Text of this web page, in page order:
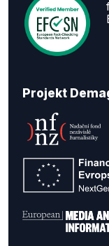
Projekt